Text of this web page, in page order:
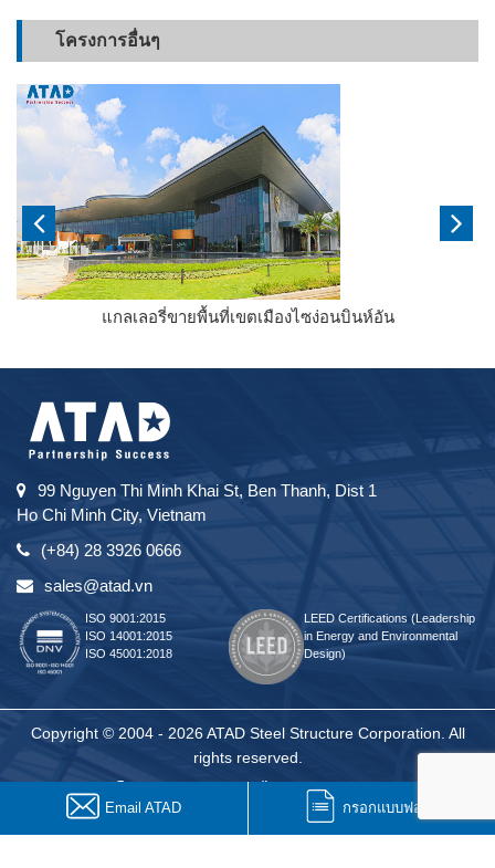
โครงการอื่นๆ
แกลเลอรี่ขายพื้นที่เขตเมืองไซง่อนบินห์อัน
99 Nguyen Thi Minh Khai St, Ben Thanh, Dist 1
Ho Chi Minh City, Vietnam
(+84) 28 3926 0666
sales@atad.vn
ISO 9001:2015
ISO 14001:2015
ISO 45001:2018
LEED Certifications (Leadership
in Energy and Environmental
Design)
Copyright © 2004 - 2026 ATAD Steel Structure Corporation. All
rights reserved.
Email ATAD กรอกแบบฟอร์ม